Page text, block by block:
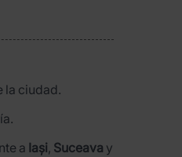
la ciudad.
a Iași, Suceava y